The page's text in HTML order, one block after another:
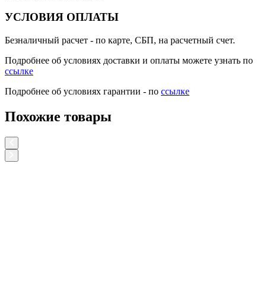
УСЛОВИЯ ОПЛАТЫ
Безналичный расчет - по карте, СБП, на расчетный счет.
Подробнее об условиях доставки и оплаты можете узнать по
ссылке
Подробнее об условиях гарантии - по ссылке
Похожие товары